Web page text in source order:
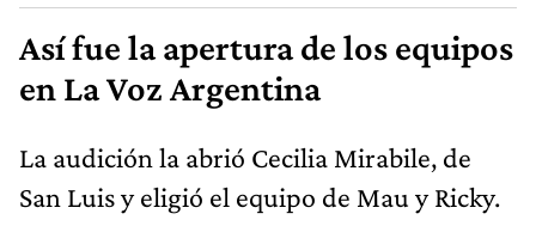
Así fue la apertura de los equipos
en La Voz Argentina
La audición la abrió Cecilia Mirabile, de
San Luis y eligió el equipo de Mau y Ricky.